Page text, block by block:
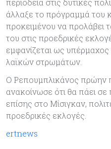
περιοδεία στις δυτικές
άλλαξε το πρόγραμμά του
προκειμένου να προλάβει
του στις προεδρικές
εμφανίζεται ως
λαϊκών στρωμάτων.
Ο Ρεπουμπλικάνος πρώην
ανακοίνωσε ότι θα πάει σε
επίσης στο Μίσιγκαν,
προεδρικές εκλογές.
ertnews